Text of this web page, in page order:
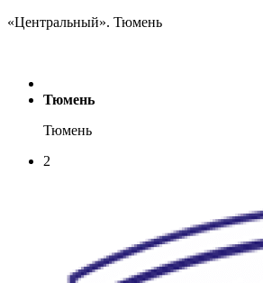
«Центральный». Тюмень
Тюмень
Тюмень
2